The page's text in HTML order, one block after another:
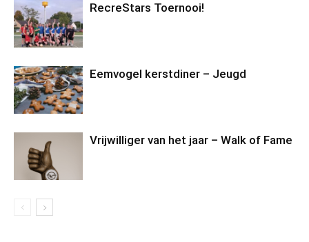
RecreStars Toernooi!
Eemvogel kerstdiner – Jeugd
Vrijwilliger van het jaar – Walk of Fame